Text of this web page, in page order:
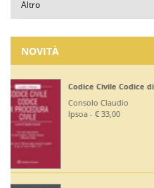
Altro
NOVITÀ
Corte di
Ruffini Giuseppe
Editoriale